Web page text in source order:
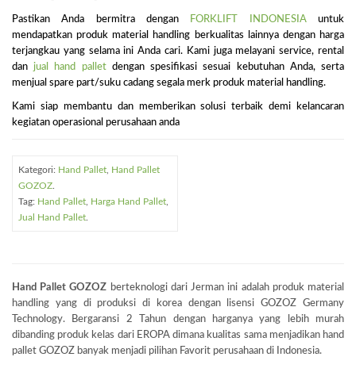
Pastikan Anda bermitra dengan FORKLIFT INDONESIAuntuk
mendapatkan produk material handling berkualitas lainnya dengan harga
terjangkau yang selama ini Anda cari. Kami juga melayani service, rental
dan jual hand palletdengan spesifikasi sesuai kebutuhan Anda, serta
menjual spare part/suku cadang segala merk produk material handling.
Kami siap membantu dan memberikan solusi terbaik demi kelancaran
kegiatan operasional perusahaan anda
Kategori: Hand Pallet Hand Pallet
GOZOZ
Tag: Hand Pallet Harga Hand Pallet
Jual Hand Pallet
Hand Pallet GOZOZ berteknologi dari Jerman ini adalah produk material
handling yang di produksi di korea dengan lisensi GOZOZ Germany
Technology. Bergaransi 2 Tahun dengan harganya yang lebih murah
dibanding produk kelas dari EROPA dimana kualitas sama menjadikan hand
pallet GOZOZ banyak menjadi pilihan Favorit perusahaan di Indonesia.